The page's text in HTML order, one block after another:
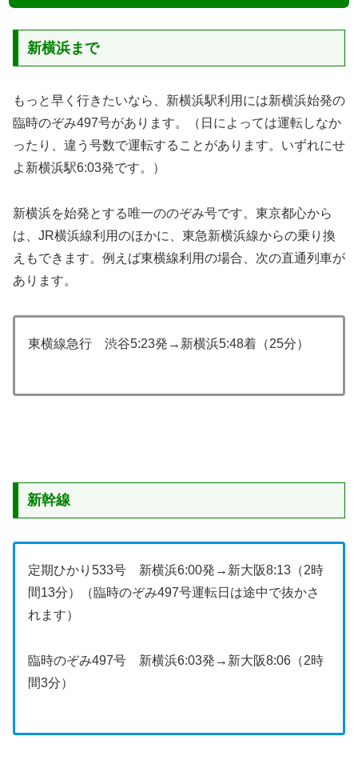
新横浜まで
もっと早く行きたいなら、新横浜駅利用には新横浜始発の
臨時のぞみ497号があります。（日によっては運転しなか
ったり、違う号数で運転することがあります。いずれにせ
よ新横浜駅6:03発です。）
新横浜を始発とする唯一ののぞみ号です。東京都心から
は、JR横浜線利用のほかに、東急新横浜線からの乗り換
えもできます。例えば東横線利用の場合、次の直通列車が
あります。
東横線急行 渋谷5:23発→新横浜5:48着（25分）
新幹線
定期ひかり533号 新横浜6:00発→新大阪8:13（2時
間13分）（臨時のぞみ497号運転日は途中で抜かさ
れます）
臨時のぞみ497号 新横浜6:03発→新大阪8:06（2時
間3分）